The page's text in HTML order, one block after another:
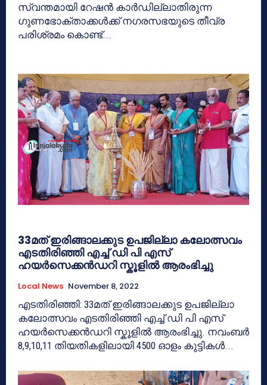
സ്വന്തമായി റേഷൻ കാർഡില്ലാതിരുന്ന
ഗുണഭോക്‌താക്കൾക്ക് നഗരസഭയുടെ തീവ്ര
പരിശ്രമം കൊണ്ട്...
33മത് ഇരിങ്ങാലക്കുട ഉപജില്ലാ കലോത്സവം
എടതിരിഞ്ഞി എച്ച് ഡി പി എസ്
ഹയർസെക്കൻഡറി സ്കൂളിൽ ആരംഭിച്ചു
Local News November 8, 2022
എടതിരിഞ്ഞി: 33മത് ഇരിങ്ങാലക്കുട ഉപജില്ലാ
കലോത്സവം എടതിരിഞ്ഞി എച്ച് ഡി പി എസ്
ഹയർസെക്കൻഡറി സ്കൂളിൽ ആരംഭിച്ചു. നവംബർ
8,9,10,11 തിയതികളിലായി 4500 ഓളം കുട്ടികൾ...